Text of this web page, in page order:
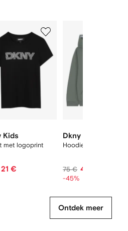
Kids
met logoprint
21 €
Dkny Kids
Hoodie met rits
75 € 41 €
-45%
Ontdek meer